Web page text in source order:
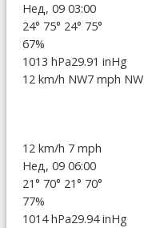
Нед, 09 03:00
24° 75° 24° 75°
67%
1013 hPa29.91 inHg
12 km/h NW7 mph NW
12 km/h 7 mph
Нед, 09 06:00
21° 70° 21° 70°
77%
1014 hPa29.94 inHg